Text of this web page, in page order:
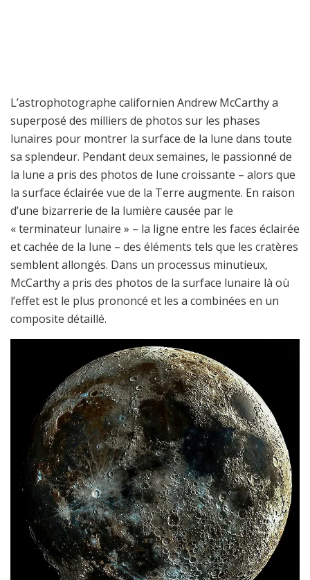
L’astrophotographe californien Andrew McCarthy a
superposé des milliers de photos sur les phases
lunaires pour montrer la surface de la lune dans toute
sa splendeur. Pendant deux semaines, le passionné de
la lune a pris des photos de lune croissante – alors que
la surface éclairée vue de la Terre augmente. En raison
d’une bizarrerie de la lumière causée par le
« terminateur lunaire » – la ligne entre les faces éclairée
et cachée de la lune – des éléments tels que les cratères
semblent allongés. Dans un processus minutieux,
McCarthy a pris des photos de la surface lunaire là où
l’effet est le plus prononcé et les a combinées en un
composite détaillé.